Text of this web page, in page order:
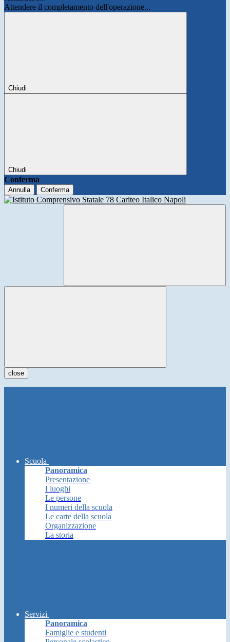
Attendere il completamento dell'operazione...
Chiudi
Chiudi
Conferma
Annulla Conferma
close
Scuola
Panoramica
Presentazione
I luoghi
Le persone
I numeri della scuola
Le carte della scuola
Organizzazione
La storia
Servizi
Panoramica
Famiglie e studenti